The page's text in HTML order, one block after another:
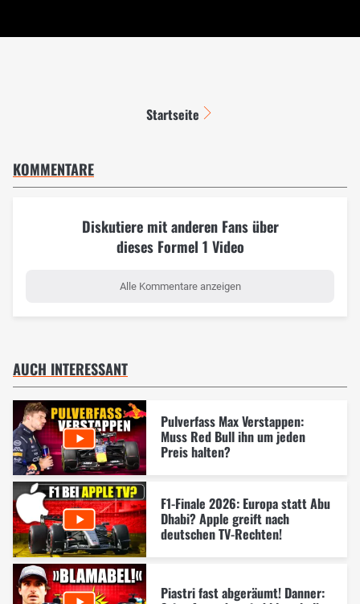
Startseite
KOMMENTARE
Diskutiere mit anderen Fans über
dieses Formel 1 Video
Alle Kommentare anzeigen
AUCH INTERESSANT
Pulverfass Max Verstappen:
Muss Red Bull ihn um jeden
Preis halten?
F1-Finale 2026: Europa statt Abu
Dhabi? Apple greift nach
deutschen TV-Rechten!
Piastri fast abgeräumt! Danner: